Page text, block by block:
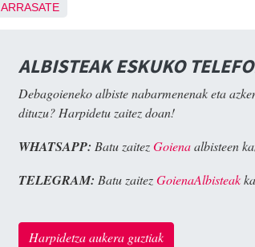
ARRASATE
ALBISTEAK ESKUKO
Debagoieneko albiste nabarmenenak eta
dituzu? Harpidetu zaitez doan!
WHATSAPP: Batu zaitezGoienaalbisteen
TELEGRAM: Batu zaitezGoienaAlbisteak
Harpidetza aukera guztiak